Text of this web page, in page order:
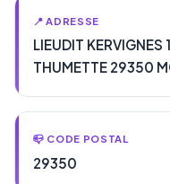
📍 ADRESSE
LIEUDIT KERVIGNES
THUMETTE 29350
📪 CODE POSTAL
29350